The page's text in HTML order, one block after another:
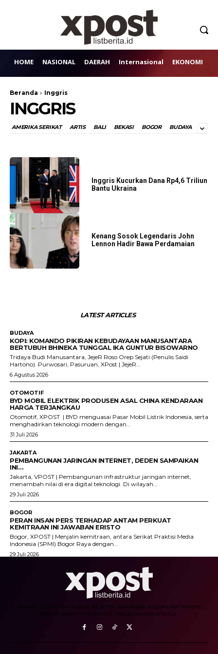
HOME NASIONAL DAERAH Internasional EKONOMI
Beranda Inggris
INGGRIS
AMERIKA SERIKAT ARTIS BALI BEKASI BOGOR BUDAYA
Inggris Kucurkan Dana Rp4,6 Triliun
Bantu Ukraina
Kenang Sosok Legendaris John
Lennon Hadir Bawa Perdamaian
LATEST ARTICLES
BUDAYA
KOPI: KOMANDO PIKIRAN KEBUDAYAAN MANUSANTARA
BERTUBUH BHINEKA TUNGGAL IKA GUNTUR BISOWARNO
Tridaya Budi Manusantara, JejeR Roso Orep Sejati (Penulis Saidi
Hartono). Purwosari, Pasuruan, XPost | JejeR...
6 Agustus 2026
OTOMOTIF
BYD MOBIL ELEKTRIK PRODUSEN ASAL CHINA KENDARAAN
HARGA TERJANGKAU
Otomotif, XPOST | BYD menguasai Pasar Mobil Listrik Indonesia, serta
menghadirkan teknologi modern dengan...
31 Juli 2026
JAKARTA
PEMBANGUNAN JARINGAN INTERNET, DEDEN SAMPAIKAN
INI…
Jakarta, VPOST | Pembangunan infrastruktur jaringan internet,
menambah nilai di era digital teknologi. Di wilayah...
29 Juli 2026
BOGOR
PERAN INSAN PERS TERHADAP ANTAM PERKUAT
KEMITRAAN INI JAWABAN ERISTO
Bogor, XPOST | Menjalin kemitraan, antara Serikat Praktisi Media
Indonesia (SPMI) Bogor Raya dengan...
29 Juli 2026
Aenean mollis odio augue, sit amet sollicitudin augue ullamcorper
eget. Praesent tincidunt et neque congue efficitur.